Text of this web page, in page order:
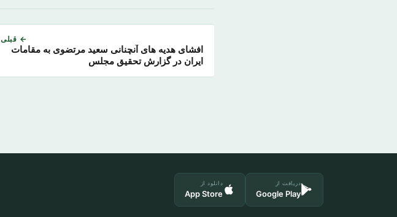
← قبلی
افشای هدیه های آنچنانی سعید مرتضوی به مقامات
ایران در گزارش تحقیق مجلس
دریافت از
Google Play
دانلود از
App Store